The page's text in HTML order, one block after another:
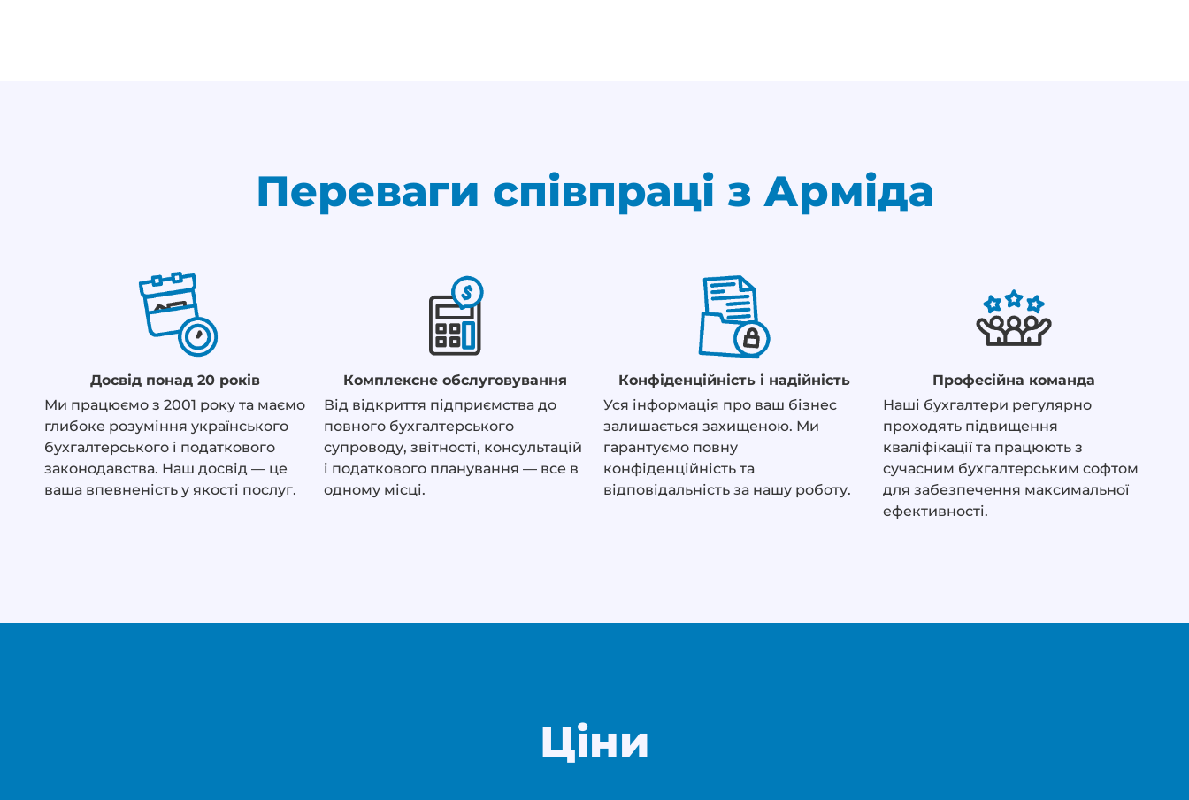
Переваги співпраці з Арміда
Досвід понад 20 років
Ми працюємо з 2001 року та маємо
глибоке розуміння українського
бухгалтерського і податкового
законодавства. Наш досвід — це
ваша впевненість у якості послуг.
Комплексне обслуговування
Від відкриття підприємства до
повного бухгалтерського
супроводу, звітності, консультацій
і податкового планування — все в
одному місці.
Конфіденційність і надійність
Уся інформація про ваш бізнес
залишається захищеною. Ми
гарантуємо повну
конфіденційність та
відповідальність за нашу роботу.
Професійна команда
Наші бухгалтери регулярно
проходять підвищення
кваліфікації та працюють з
сучасним бухгалтерським софтом
для забезпечення максимальної
ефективності.
Ціни